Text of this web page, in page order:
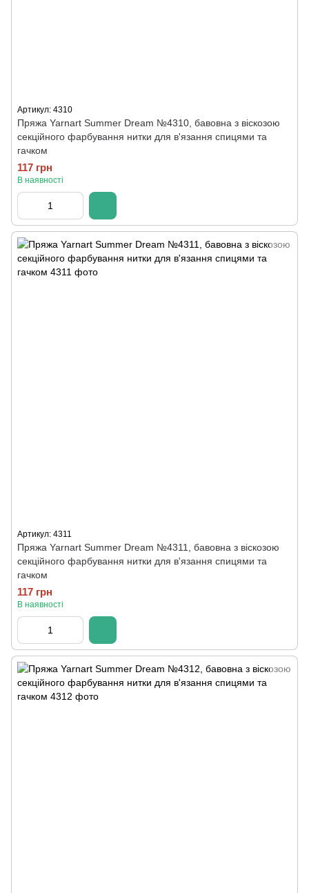
Артикул: 4310
Пряжа Yarnart Summer Dream №4310, бавовна з віскозою
секційного фарбування нитки для в'язання спицями та
гачком
117 грн
В наявності
Артикул: 4311
Пряжа Yarnart Summer Dream №4311, бавовна з віскозою
секційного фарбування нитки для в'язання спицями та
гачком
117 грн
В наявності